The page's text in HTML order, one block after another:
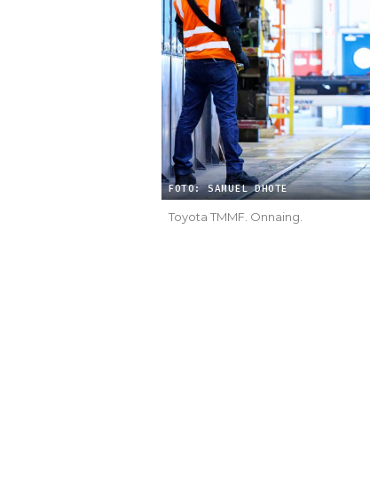
FOTO: SAMUEL DHOTE
Toyota TMMF. Onnaing.